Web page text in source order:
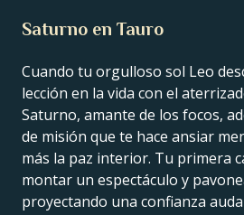
Saturno en Tauro
Cuando tu orgulloso sol Leo
lección en la vida con el
Saturno, amante de los focos,
de misión que te hace ansiar
más la paz interior. Tu primera
montar un espectáculo y
proyectando una confianza